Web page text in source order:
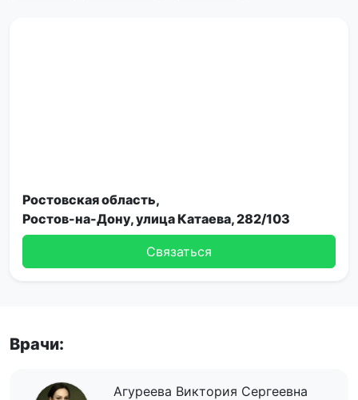
Ростовская область,
Ростов-на-Дону, улица Катаева, 282/103
Связаться
Врачи:
Агуреева Виктория Сергеевна